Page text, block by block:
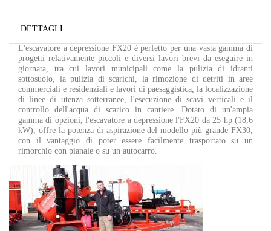
DETTAGLI
L'escavatore a depressione FX20 è perfetto per una vasta gamma di
progetti relativamente piccoli e diversi lavori brevi da eseguire in
giornata, tra cui lavori municipali come la pulizia di idranti
sottosuolo, la pulizia di scarichi, la rimozione di detriti in aree
commerciali e residenziali e lavori di paesaggistica, la localizzazione
di linee di utenza sotterranee, l'esecuzione di scavi verticali e il
controllo dell'acqua di scarico in cantiere. Dotato di un'ampia
gamma di opzioni, l'escavatore a depressione l'FX20 da 25 hp (18,6
kW), offre la potenza di aspirazione del modello più grande FX30,
con il vantaggio di poter essere facilmente trasportato su un
rimorchio con pianale o su un autocarro.